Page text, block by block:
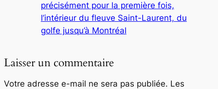
précisément pour la première fois,
l’intérieur du fleuve Saint-Laurent, du
golfe jusqu’à Montréal
Laisser un commentaire
Votre adresse e-mail ne sera pas publiée. Les